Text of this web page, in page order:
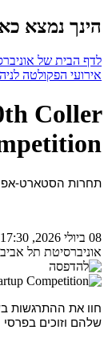
הינך נמצא
לדף הבית של
אירועי הפקולטה
Coller
תחרות הסטארט-
08 ביולי 2026, 17:30 - 21:30
אוניברסיטת תל אביב
חוו את ההתרגשות
שלהם וזוכים בפרסי השקעה